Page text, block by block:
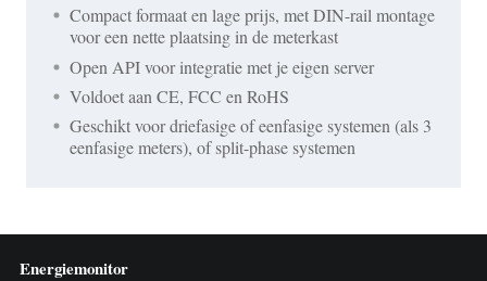
Compact formaat en lage prijs, met DIN-rail montage
voor een nette plaatsing in de meterkast
Open API voor integratie met je eigen server
Voldoet aan CE, FCC en RoHS
Geschikt voor driefasige of eenfasige systemen (als 3
eenfasige meters), of split-phase systemen
Energiemonitor